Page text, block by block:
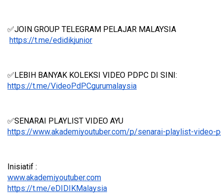
✅JOIN GROUP TELEGRAM PELAJAR MALAYSIA
https://t.me/edidikjunior
✅LEBIH BANYAK KOLEKSI VIDEO PDPC DI SINI:
https://t.me/VideoPdPCgurumalaysia
✅SENARAI PLAYLIST VIDEO AYU
https://www.akademiyoutuber.com/p/senarai-playlist-video-
Inisiatif :
www.akademiyoutuber.com
https://t.me/eDIDIKMalaysia